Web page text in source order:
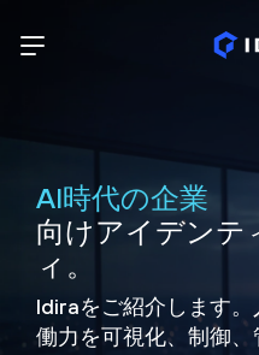
AI時代の企業
向けアイデンテ
ィ。
Idiraをご紹介します
働力を可視化、制御、